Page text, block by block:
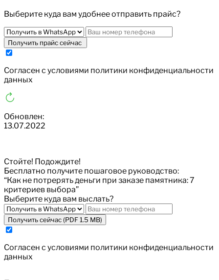
Выберите куда вам удобнее отправить прайс?
Получить прайс сейчас
Cогласен с условиями политики конфиденциальности
данных
Обновлен:
13.07.2022
Стойте! Подождите!
Бесплатно получите пошаговое руководство:
“Как не потрерять деньги при заказе памятника: 7
критериев выбора”
Выберите куда вам выслать?
Получить сейчас (PDF 1.5 MB)
Cогласен с условиями политики конфиденциальности
данных